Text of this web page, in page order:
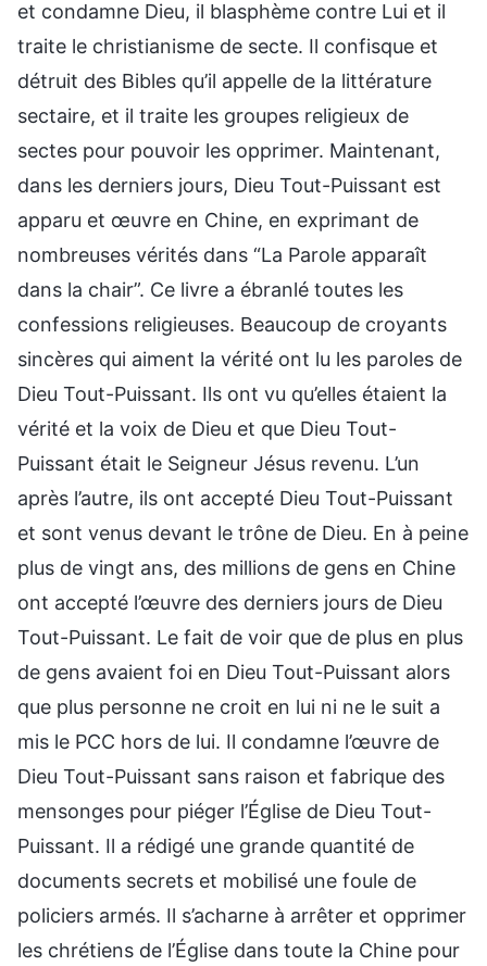
et condamne Dieu, il blasphème contre Lui et il
traite le christianisme de secte. Il confisque et
détruit des Bibles qu’il appelle de la littérature
sectaire, et il traite les groupes religieux de
sectes pour pouvoir les opprimer. Maintenant,
dans les derniers jours, Dieu Tout-Puissant est
apparu et œuvre en Chine, en exprimant de
nombreuses vérités dans “La Parole apparaît
dans la chair”. Ce livre a ébranlé toutes les
confessions religieuses. Beaucoup de croyants
sincères qui aiment la vérité ont lu les paroles de
Dieu Tout-Puissant. Ils ont vu qu’elles étaient la
vérité et la voix de Dieu et que Dieu Tout-
Puissant était le Seigneur Jésus revenu. L’un
après l’autre, ils ont accepté Dieu Tout-Puissant
et sont venus devant le trône de Dieu. En à peine
plus de vingt ans, des millions de gens en Chine
ont accepté l’œuvre des derniers jours de Dieu
Tout-Puissant. Le fait de voir que de plus en plus
de gens avaient foi en Dieu Tout-Puissant alors
que plus personne ne croit en lui ni ne le suit a
mis le PCC hors de lui. Il condamne l’œuvre de
Dieu Tout-Puissant sans raison et fabrique des
mensonges pour piéger l’Église de Dieu Tout-
Puissant. Il a rédigé une grande quantité de
documents secrets et mobilisé une foule de
policiers armés. Il s’acharne à arrêter et opprimer
les chrétiens de l’Église dans toute la Chine pour